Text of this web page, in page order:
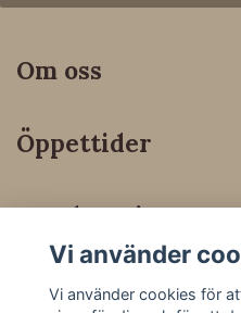
Om oss
Öppettider
Kundservice
Sociala medier
Vi använder
Vi använder cookies för